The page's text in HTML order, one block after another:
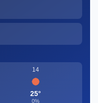
14
25°
0%